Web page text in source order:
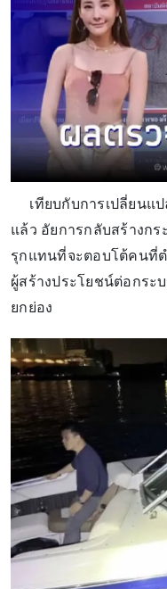
เทียบกับการเปลี่ยนแป
แล้ว อัยการกลับสร้างก
รุกแทนที่จะตอบโต้คนที่ต
ผู้สร้างประโยชน์ต่อกระ
ยกย่อง